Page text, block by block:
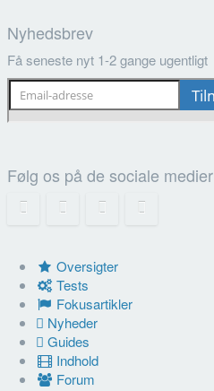
Nyhedsbrev
Få seneste nyt 1-2 gange ugentligt
Følg os på de sociale medier
Oversigter
Tests
Fokusartikler
Nyheder
Guides
Indhold
Forum